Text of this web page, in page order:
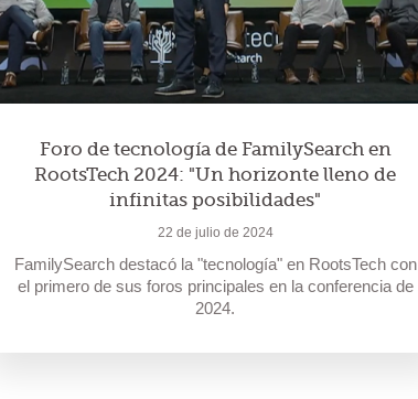
Foro de tecnología de FamilySearch en
RootsTech 2024: "Un horizonte lleno de
infinitas posibilidades"
22 de julio de 2024
FamilySearch destacó la "tecnología" en RootsTech con
el primero de sus foros principales en la conferencia de
2024.